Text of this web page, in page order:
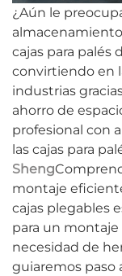
¿Aún le
cajas para palés
convirtiendo en
industrias
ahorro de
profesional con
las cajas para
Sheng
montaje
cajas plegables
para un montaje
necesidad de
guiaremos paso